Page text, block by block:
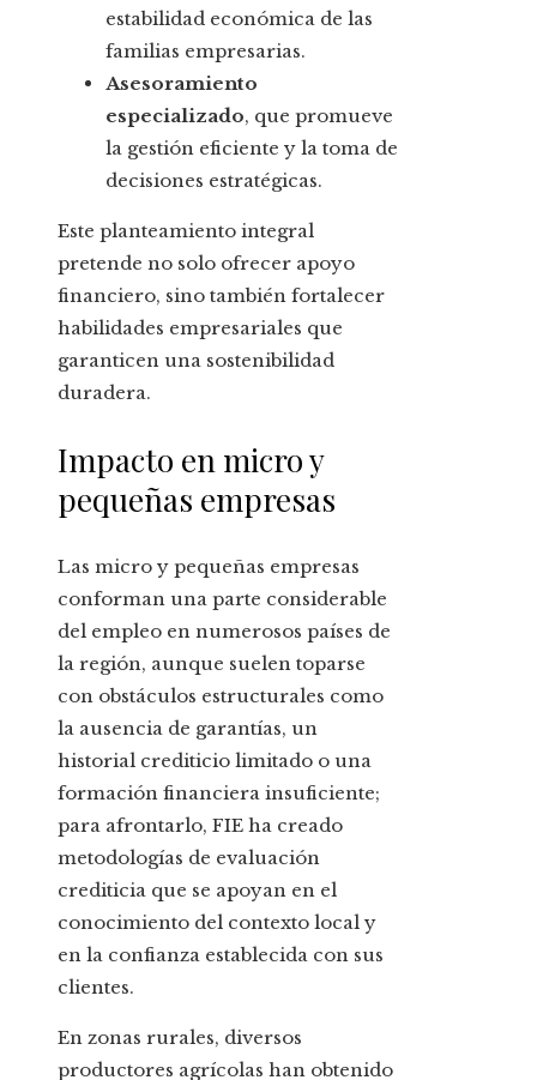
estabilidad económica de las
familias empresarias.
Asesoramiento
especializado, que promueve
la gestión eficiente y la toma de
decisiones estratégicas.
Este planteamiento integral
pretende no solo ofrecer apoyo
financiero, sino también fortalecer
habilidades empresariales que
garanticen una sostenibilidad
duradera.
Impacto en micro y
pequeñas empresas
Las micro y pequeñas empresas
conforman una parte considerable
del empleo en numerosos países de
la región, aunque suelen toparse
con obstáculos estructurales como
la ausencia de garantías, un
historial crediticio limitado o una
formación financiera insuficiente;
para afrontarlo, FIE ha creado
metodologías de evaluación
crediticia que se apoyan en el
conocimiento del contexto local y
en la confianza establecida con sus
clientes.
En zonas rurales, diversos
productores agrícolas han obtenido